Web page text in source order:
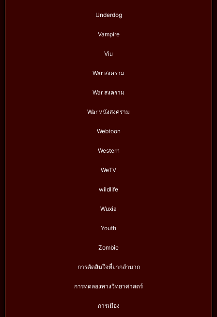
Underdog
Vampire
Viu
War สงคราม
War สงคราม
War หนังสงคราม
Webtoon
Western
WeTV
wildlife
Wuxia
Youth
Zombie
การตัดสินใจที่ยากลำบาก
การทดลองทางวิทยาศาสตร์
การเมือง